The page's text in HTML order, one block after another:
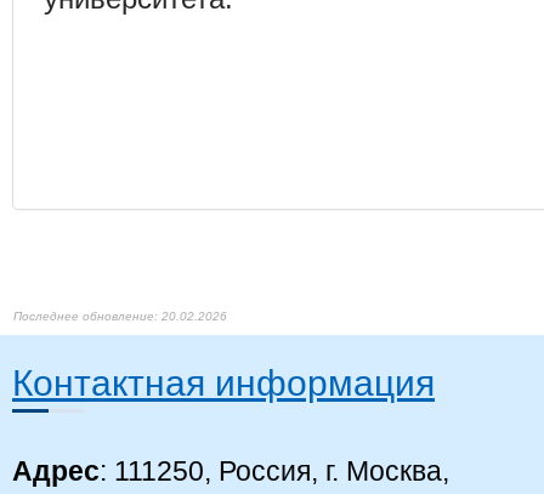
27.07.2026
09.04.2026
20.02.2026
14.03.2024 15:12
Контактная информация
Адрес: 111250, Россия, г. Москва,